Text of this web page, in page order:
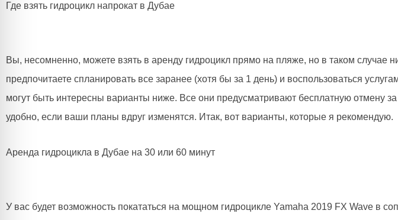
Где взять гидроцикл напрокат в Дубае
Вы, несомненно, можете взять в аренду гидроцикл прямо на пляже, но в таком случае
предпочитаете спланировать все заранее (хотя бы за 1 день) и воспользоваться
могут быть интересны варианты ниже. Все они предусматривают бесплатную отмену
удобно, если ваши планы вдруг изменятся. Итак, вот варианты, которые я рекомендую.
Аренда гидроцикла в Дубае на 30 или 60 минут
У вас будет возможность покататься на мощном гидроцикле Yamaha 2019 FX Wave в